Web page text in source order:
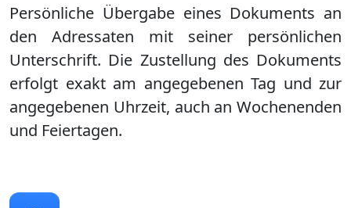
Persönliche Übergabe eines Dokuments an
den Adressaten mit seiner persönlichen
Unterschrift. Die Zustellung des Dokuments
erfolgt exakt am angegebenen Tag und zur
angegebenen Uhrzeit, auch an Wochenenden
und Feiertagen.